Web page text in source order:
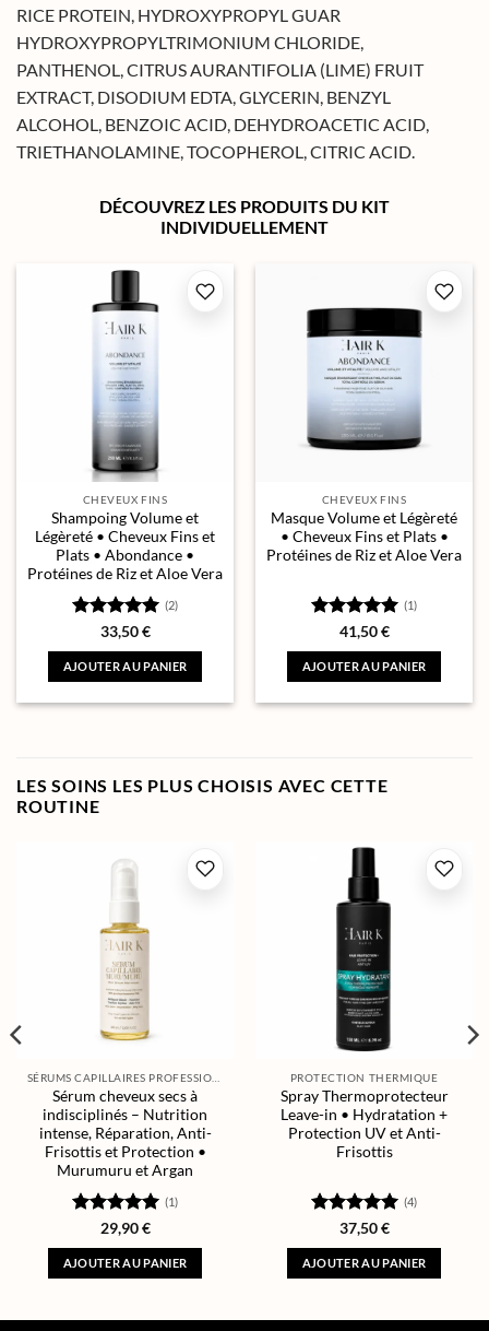
RICE PROTEIN, HYDROXYPROPYL GUAR
HYDROXYPROPYLTRIMONIUM CHLORIDE,
PANTHENOL, CITRUS AURANTIFOLIA (LIME) FRUIT
EXTRACT, DISODIUM EDTA, GLYCERIN, BENZYL
ALCOHOL, BENZOIC ACID, DEHYDROACETIC ACID,
TRIETHANOLAMINE, TOCOPHEROL, CITRIC ACID.
DÉCOUVREZ LES PRODUITS DU KIT
INDIVIDUELLEMENT
CHEVEUX FINS
Shampoing Volume et
Légèreté • Cheveux Fins et
Plats • Abondance •
Protéines de Riz et Aloe Vera
Note5sur
5
(2)
33,50€
AJOUTER AU PANIER
CHEVEUX FINS
Masque Volume et Légèreté
• Cheveux Fins et Plats •
Protéines de Riz et Aloe Vera
Note5sur
5
(1)
41,50€
AJOUTER AU PANIER
LES SOINS LES PLUS CHOISIS AVEC CETTE
ROUTINE
Sérum cheveux secs à
indisciplinés – Nutrition
intense, Réparation, Anti-
Frisottis et Protection •
Murumuru et Argan
Note5sur
5
(1)
29,90€
AJOUTER AU PANIER
PROTECTION THERMIQUE
Spray Thermoprotecteur
Leave-in • Hydratation +
Protection UV et Anti-
Frisottis
Note5sur
5
(4)
37,50€
AJOUTER AU PANIER